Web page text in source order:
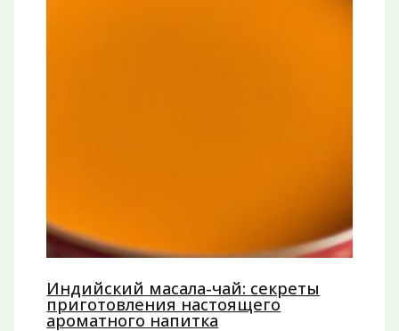
Индийский масала-чай: секреты
приготовления настоящего
ароматного напитка